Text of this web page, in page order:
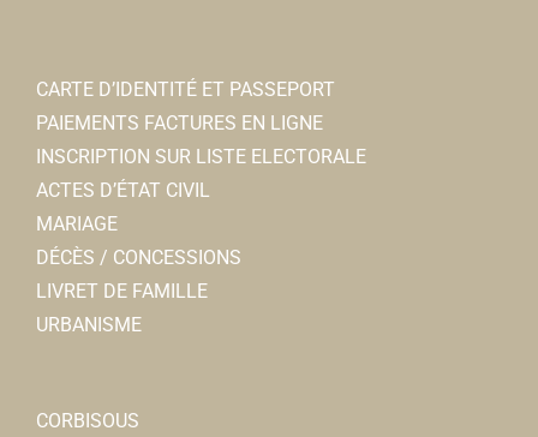
CARTE D’IDENTITÉ ET PASSEPORT
PAIEMENTS FACTURES EN LIGNE
INSCRIPTION SUR LISTE ELECTORALE
ACTES D’ÉTAT CIVIL
MARIAGE
DÉCÈS / CONCESSIONS
LIVRET DE FAMILLE
URBANISME
CORBISOUS